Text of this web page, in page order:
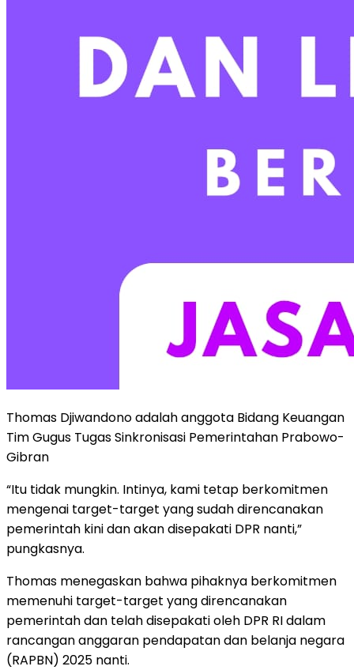
Thomas Djiwandono adalah anggota Bidang Keuangan
Tim Gugus Tugas Sinkronisasi Pemerintahan Prabowo-
Gibran
“Itu tidak mungkin. Intinya, kami tetap berkomitmen
mengenai target-target yang sudah direncanakan
pemerintah kini dan akan disepakati DPR nanti,”
pungkasnya.
Thomas menegaskan bahwa pihaknya berkomitmen
memenuhi target-target yang direncanakan
pemerintah dan telah disepakati oleh DPR RI dalam
rancangan anggaran pendapatan dan belanja negara
(RAPBN) 2025 nanti.